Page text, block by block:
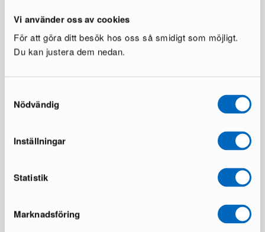
Vi använder oss av cookies
För att göra ditt besök hos oss så smidigt som möjligt.
Du kan justera dem nedan.
Nödvändig
Inställningar
Statistik
Marknadsföring
Mer från samma märke